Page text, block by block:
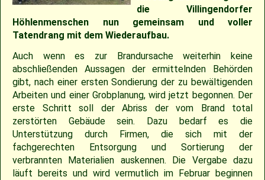
die Villingendorfer
Höhlenmenschen nun gemeinsam und voller
Tatendrang mit dem Wiederaufbau.
Auch wenn es zur Brandursache weiterhin keine
abschließenden Aussagen der ermittelnden Behörden
gibt, nach einer ersten Sondierung der zu bewältigenden
Arbeiten und einer Grobplanung, wird jetzt begonnen. Der
erste Schritt soll der Abriss der vom Brand total
zerstörten Gebäude sein. Dazu bedarf es die
Unterstützung durch Firmen, die sich mit der
fachgerechten Entsorgung und Sortierung der
verbrannten Materialien auskennen. Die Vergabe dazu
läuft bereits und wird vermutlich im Februar beginnen
2018
2017
2016
2015
2014
2013
22.04.2023 – Cavemen 2 vs Ulm Falcons
30.04.2022 – Softballspieltag 30.05.2019 – Jugendspiel in Ravensburg
05.05.2019 – Landesligaspiel gegen die Ladenburg Romans
01.05.2019 – Pokalspiel gegen Ellwangen
27.04.2019 – Jugendspiel in Gammertingen
14.06.2017 – Pfingstturnier Steinheim 2017
21.05.2017 – Spiel gegen Neuenburg
13.05.2017 – Jugendspiel in Herrenberg
06.05.2017 – Jugendspiel in Sindelfingen
08.04.2017 – Pokalauftakt gegen die Freiburg Knights
26./27.05.2012 – 25. Pfingstturnier in Steinheim
15.04.2012 – Jugend Cavemen vs. Gammertingen
03.07.2011 – Softball-Landesligaspiel Cavemen vs. Nagold Mohawks
01.05.2011 – Landesligaspiel Cavemen vs. Bad Mergentheim Warriors
10.04.2011 – Pokelspiel Cavemen vs. Karlsruhe Cougars
Sponsoring
Saison 2019
Saison 2018
Saison 2017
Saison 2016
Saison 2015
Saison 2014
Jugend Landesliga I 2025
Slowpitch Softball RNL 2025
Spielberichte 2025
Cavemen-News 2025
Jugend Landesliga III 2024
Slowpitch Softball RNL 2024
Spielberichte 2024
Cavemen-News 2024
Jugend Landesliga III 2023
Spielberichte 2023
Cavemen-News 2023
Spielberichte 2022
Cavemen-News 2022
Cavemen-News 2013
Spielberichte 2012
Cavemen-News 2012